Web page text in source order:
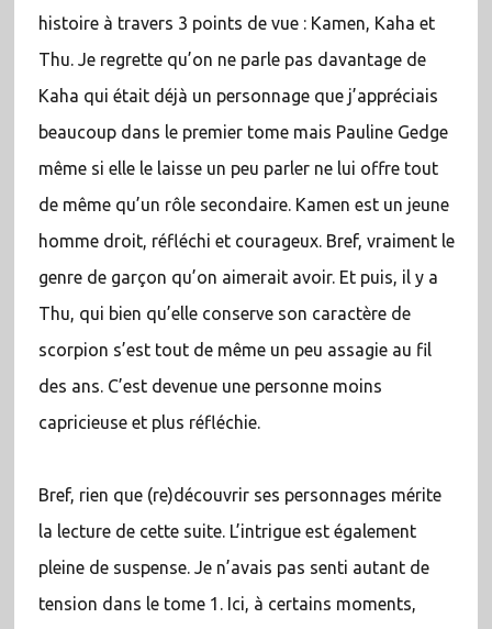
histoire à travers 3 points de vue : Kamen, Kaha et
Thu. Je regrette qu’on ne parle pas davantage de
Kaha qui était déjà un personnage que j’appréciais
beaucoup dans le premier tome mais Pauline Gedge
même si elle le laisse un peu parler ne lui offre tout
de même qu’un rôle secondaire. Kamen est un jeune
homme droit, réfléchi et courageux. Bref, vraiment le
genre de garçon qu’on aimerait avoir. Et puis, il y a
Thu, qui bien qu’elle conserve son caractère de
scorpion s’est tout de même un peu assagie au fil
des ans. C’est devenue une personne moins
capricieuse et plus réfléchie.
Bref, rien que (re)découvrir ses personnages mérite
la lecture de cette suite. L’intrigue est également
pleine de suspense. Je n’avais pas senti autant de
tension dans le tome 1. Ici, à certains moments,